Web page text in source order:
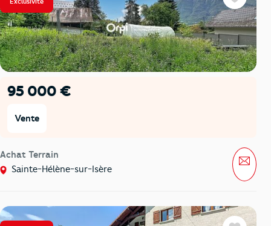
95 000 €
Vente
Achat Terrain
Sainte-Hélène-sur-Isère
Favoris